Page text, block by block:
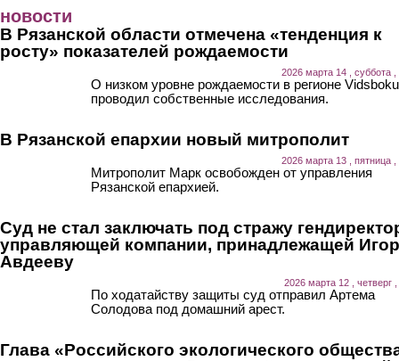
новости
В Рязанской области отмечена «тенденция к
росту» показателей рождаемости
2026 марта 14 , суббота ,
О низком уровне рождаемости в регионе Vidsboku
проводил собственные исследования.
В Рязанской епархии новый митрополит
2026 марта 13 , пятница ,
Митрополит Марк освобожден от управления
Рязанской епархией.
Суд не стал заключать под стражу
управляющей компании, принадлежащей
Авдееву
2026 марта 12 , четверг ,
По ходатайству защиты суд отправил Артема
Солодова под домашний арест.
Глава «Российского экологического